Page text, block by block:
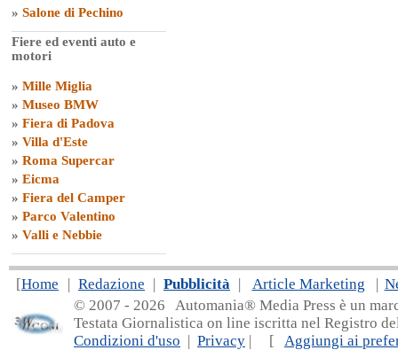
» Salone di Pechino
Fiere ed eventi auto e
motori
» Mille Miglia
» Museo BMW
» Fiera di Padova
» Villa d'Este
» Roma Supercar
» Eicma
» Fiera del Camper
» Parco Valentino
» Valli e Nebbie
[Home | Redazione | Pubblicità | Article Marketing |
© 2007 - 2026 Automania® Media Press è un
Testata Giornalistica on line iscritta nel Registro
Condizioni d'uso | Privacy | [ Aggiungi ai